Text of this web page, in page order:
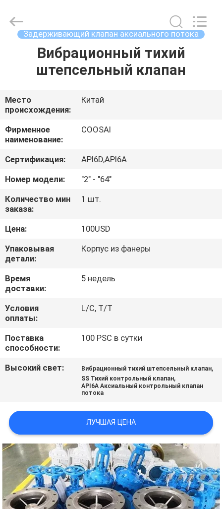
ДОМОЙ
О
НАС
ЭКСКУРСИЯ
ПО
ЗАВОДУ
КОНТРОЛЬ
КАЧЕСТВА
СВЯЖИТЕСЬ
С
НАМИ
НОВОСТИ
ЗАПРОСИТЕ
КАРТА
САЙТА
PRIVACY
POLICY
group.
Reserved. Задерживающий клапан аксиального потока
Вибрационный тихий
штепсельный клапан
Место
происхождения:
Китай
Фирменное
наименование:
COOSAI
Сертификация:
API6D,API6A
Номер модели:
"2" - "64"
Количество мин
заказа:
1 шт.
Цена:
100USD
Упаковывая
детали:
Корпус из фанеры
Время
доставки:
5 недель
Условия
оплаты:
L/C, T/T
Поставка
способности:
100 PSC в сутки
Высокий свет: Вибрационный тихий штепсельный клапан,
SS Тихий контрольный клапан,
API6A Аксиальный контрольный клапан
потока
ЛУЧШАЯ ЦЕНА